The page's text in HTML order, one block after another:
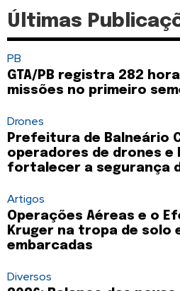
Últimas
PB
GTA/PB registra 282
missões no primeiro
Drones
Prefeitura de Balneário
operadores de drones
fortalecer a segurança
Artigos
Operações Aéreas e o
Kruger na tropa de solo
embarcadas
Diversos